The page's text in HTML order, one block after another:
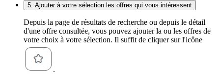
5. Ajouter à votre sélection les offres qui vous intéressent
Depuis la page de résultats de recherche ou depuis le détail
d'une offre consultée, vous pouvez ajouter la ou les offres de
votre choix à votre sélection. Il suffit de cliquer sur l'icône
.